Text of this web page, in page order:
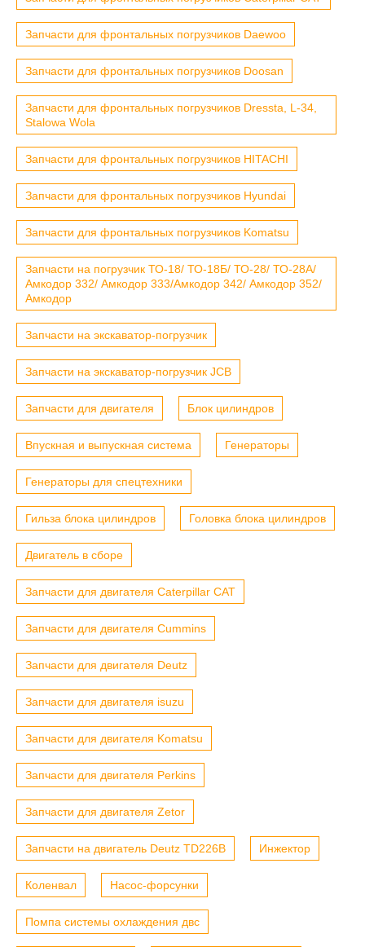
Запчасти для фронтальных погрузчиков Daewoo
Запчасти для фронтальных погрузчиков Doosan
Запчасти для фронтальных погрузчиков Dressta, L-34,
Stalowa Wola
Запчасти для фронтальных погрузчиков HITACHI
Запчасти для фронтальных погрузчиков Hyundai
Запчасти для фронтальных погрузчиков Komatsu
Запчасти на погрузчик ТО-18/ ТО-18Б/ ТО-28/ ТО-28А/
Амкодор 332/ Амкодор 333/Амкодор 342/ Амкодор 352/
Амкодор
Запчасти на экскаватор-погрузчик
Запчасти на экскаватор-погрузчик JCB
Запчасти для двигателя Блок цилиндров
Впускная и выпускная система Генераторы
Генераторы для спецтехники
Гильза блока цилиндров Головка блока цилиндров
Двигатель в сборе
Запчасти для двигателя Caterpillar CAT
Запчасти для двигателя Cummins
Запчасти для двигателя Deutz
Запчасти для двигателя isuzu
Запчасти для двигателя Komatsu
Запчасти для двигателя Perkins
Запчасти для двигателя Zetor
Запчасти на двигатель Deutz TD226B Инжектор
Коленвал Насос-форсунки
Помпа системы охлаждения двс